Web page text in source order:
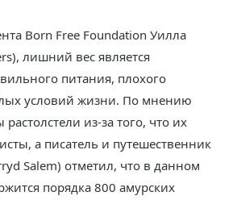
Born Free Foundation Уилла
лишний вес является
питания, плохого
условий жизни. По мнению
растолстели из-за того, что их
а писатель и путешественник
Salem) отметил, что в данном
порядка 800 амурских